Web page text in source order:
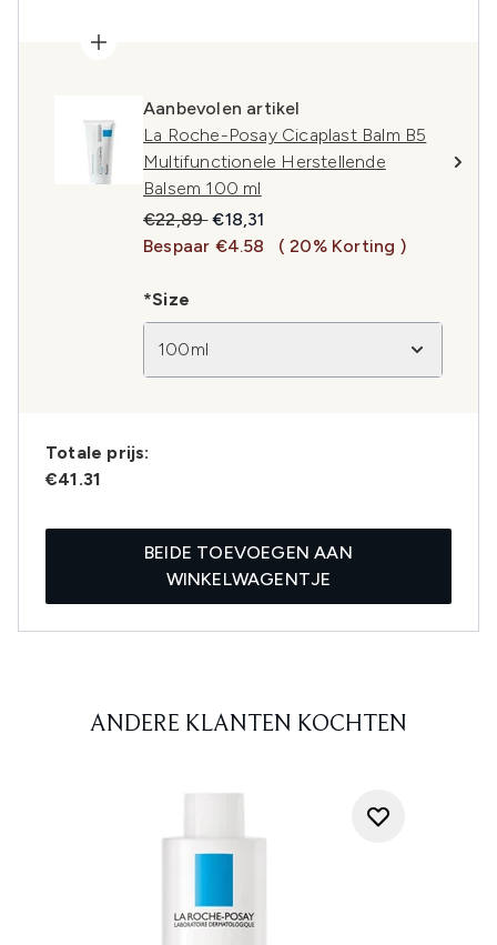
Aanbevolen artikel
La Roche-Posay Cicaplast Balm B5
Multifunctionele Herstellende
Balsem 100 ml
Recommended Retail Price:
€22,89Huidige prijs:
€18,31
Bespaar €4.58
( 20% Korting )
*Size
100ml
Totale prijs:
€41.31
BEIDE TOEVOEGEN AAN
WINKELWAGENTJE
ANDERE KLANTEN KOCHTEN